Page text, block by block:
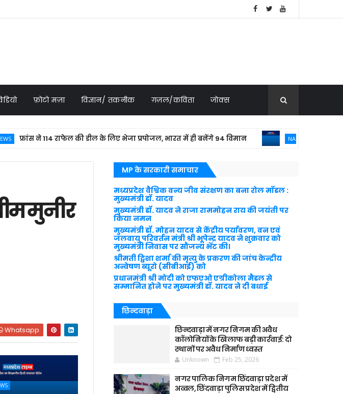
फ़ोटो मज़ा विज्ञान/ तकनीक ग़ज़ल/कविता जोक्स
ने 114 राफेल की डील के लिए भेजा प्रपोजल, भारत में ही बनेंगे 94 विमान NATIONAL NEWS
मुनीर
Whatsapp
MP के सरकारी समाचार
मध्यप्रदेश वैश्विक वन्य जीव संरक्षण का बना रोल मॉडल :
मुख्यमंत्री डॉ. यादव
मुख्यमंत्री डॉ. यादव ने राजा राममोहन राय की जयंती पर
किया नमन
मुख्यमंत्री डॉ. मोहन यादव से केंद्रीय पर्यावरण, वन एवं
जलवायु परिवर्तन मंत्री श्री भूपेन्द्र यादव ने शुक्रवार को
मुख्यमंत्री निवास पर सौजन्य भेंट की।
श्रीमती ट्विशा शर्मा की मृत्यु के प्रकरण की जांच केन्द्रीय
अन्वेषण ब्यूरो (सीबीआई) को
प्रधानमंत्री श्री मोदी को एफएओ एग्रीकोला मैडल से
सम्मानित होने पर मुख्यमंत्री डॉ. यादव ने दी बधाई
छिन्दवाड़ा
छिन्दवाड़ा में नगर निगम की अवैध
कॉलोनियों के खिलाफ बड़ी कार्रवाई: दो
स्थानों पर अवैध निर्माण ध्वस्त
Unknown Feb 25, 2026
नगर पालिक निगम छिंदवाड़ा प्रदेश में
अव्वल, छिंदवाड़ा पुलिस प्रदेश में द्वितीय